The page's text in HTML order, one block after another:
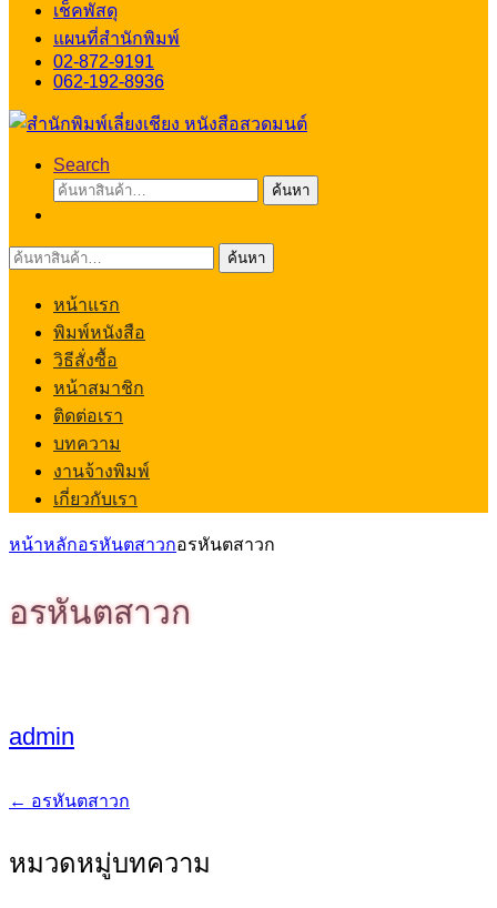
เช็คพัสดุ
แผนที่สำนักพิมพ์
02-872-9191
062-192-8936
Search
ค้นหา:
ค้นหา
ค้นหา: ค้นหา
หน้าแรก
พิมพ์หนังสือ
วิธีสั่งซื้อ
หน้าสมาชิก
ติดต่อเรา
บทความ
งานจ้างพิมพ์
เกี่ยวกับเรา
หน้าหลักอรหันตสาวกอรหันตสาวก
อรหันตสาวก
admin
แนะแนว
เรื่อง
← อรหันตสาวก
หมวดหมู่บทความ